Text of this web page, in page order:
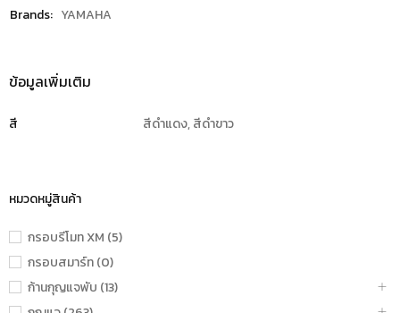
หมวดหมู่สินค้า
กรอบรีโมท XM (5)
กรอบสมาร์ท (0)
ก้านกุญแจพับ (13)
Brands: YAMAHA
ข้อมูลเพิ่มเติม
สี สีดำแดง, สีดำขาว